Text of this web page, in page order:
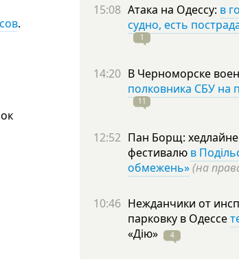
.
15:08 Атака на Одессу: в
судно, есть
1
14:20 В Черноморске
полковника СБУ на
11
12:52 Пан Борщ:
фестивалю в
обмежень»(на
10:46 Нежданчики от
парковку в Одессе
«Дію»
4